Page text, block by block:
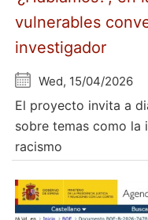
vulnerables
investigador
Wed, 15/04/2026
El proyecto invita a
sobre temas como
racismo